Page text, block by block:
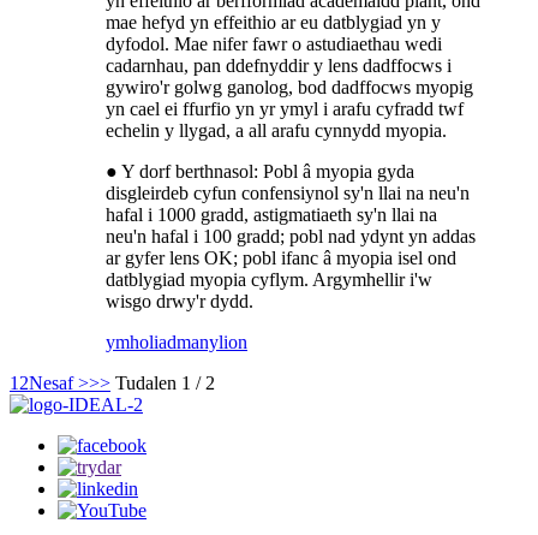
mae hefyd yn effeithio ar eu datblygiad yn y
dyfodol. Mae nifer fawr o astudiaethau wedi
cadarnhau, pan ddefnyddir y lens dadffocws i
gywiro'r golwg ganolog, bod dadffocws myopig
yn cael ei ffurfio yn yr ymyl i arafu cyfradd twf
echelin y llygad, a all arafu cynnydd myopia.
● Y dorf berthnasol: Pobl â myopia gyda
disgleirdeb cyfun confensiynol sy'n llai na neu'n
hafal i 1000 gradd, astigmatiaeth sy'n llai na
neu'n hafal i 100 gradd; pobl nad ydynt yn addas
ar gyfer lens OK; pobl ifanc â myopia isel ond
datblygiad myopia cyflym. Argymhellir i'w
wisgo drwy'r dydd.
ymholiadmanylion
1 2Nesaf >>> Tudalen 1 / 2